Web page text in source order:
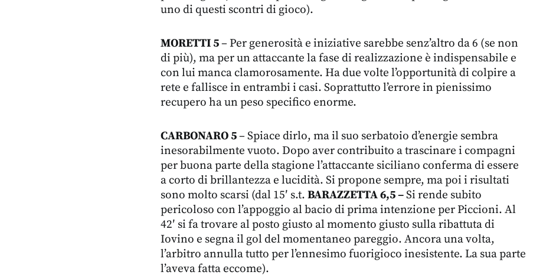
uno di questi scontri di gioco).
MORETTI 5– Per generosità e iniziative sarebbe senz’altro da 6 (se non
di più), ma per un attaccante la fase di realizzazione è indispensabile e
con lui manca clamorosamente. Ha due volte l’opportunità di colpire a
rete e fallisce in entrambi i casi. Soprattutto l’errore in pienissimo
recupero ha un peso specifico enorme.
CARBONARO 5– Spiace dirlo, ma il suo serbatoio d’energie sembra
inesorabilmente vuoto. Dopo aver contribuito a trascinare i compagni
per buona parte della stagione l’attaccante siciliano conferma di essere
a corto di brillantezza e lucidità. Si propone sempre, ma poi i risultati
sono molto scarsi (dal 15′ s.t. BARAZZETTA 6,5 –Si rende subito
pericoloso con l’appoggio al bacio di prima intenzione per Piccioni. Al
42′ si fa trovare al posto giusto al momento giusto sulla ribattuta di
Iovino e segna il gol del momentaneo pareggio. Ancora una volta,
l’arbitro annulla tutto per l’ennesimo fuorigioco inesistente. La sua parte
l’aveva fatta eccome).